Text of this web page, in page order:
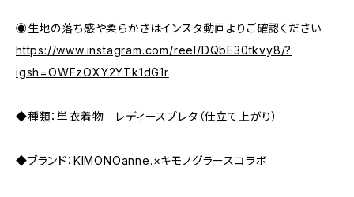
◉生地の落ち感や柔らかさはインスタ動画よりご確認ください
https://www.instagram.com/reel/DQbE30tkvy8/?
igsh=OWFzOXY2YTk1dG1r
◆種類：単衣着物 レディースプレタ（仕立て上がり）
◆ブランド：KIMONOanne.×キモノグラースコラボ